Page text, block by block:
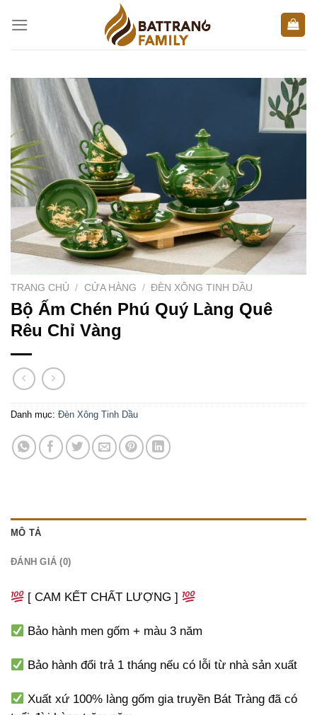
TRANG CHỦ / CỬA HÀNG / ĐÈN XÔNG TINH DẦU
Bộ Ấm Chén Phú Quý Làng Quê
Rêu Chỉ Vàng
Danh mục: Đèn Xông Tinh Dầu
MÔ TẢ
ĐÁNH GIÁ (0)
[ CAM KẾT CHẤT LƯỢNG ]
Bảo hành men gốm + màu 3 năm
Bảo hành đổi trả 1 tháng nếu có lỗi từ nhà sản xuất
Xuất xứ 100% làng gốm gia truyền Bát Tràng đã có